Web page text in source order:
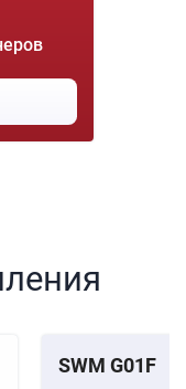
SWM G01F